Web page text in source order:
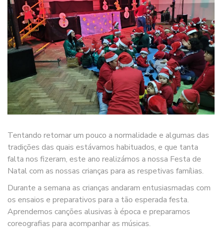
Tentando retomar um pouco a normalidade e algumas das
tradições das quais estávamos habituados, e que tanta
falta nos fizeram, este ano realizámos a nossa Festa de
Natal com as nossas crianças para as respetivas famílias.
Durante a semana as crianças andaram entusiasmadas com
os ensaios e preparativos para a tão esperada festa.
Aprendemos canções alusivas à época e preparamos
coreografias para acompanhar as músicas.